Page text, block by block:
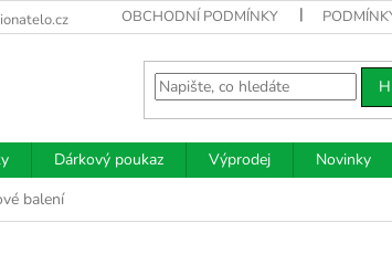
OBCHODNÍ PODMÍNKY
Dárkový poukaz Výprodej Novinky
balení